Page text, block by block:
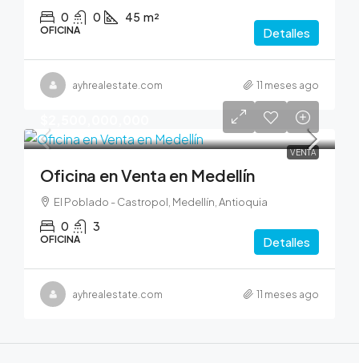
0 0 45 m²
OFICINA Detalles
ayhrealestate.com 11 meses ago
VENTA
Oficina en Venta en Medellín
El Poblado - Castropol, Medellín, Antioquia
0 3
OFICINA Detalles
ayhrealestate.com 11 meses ago